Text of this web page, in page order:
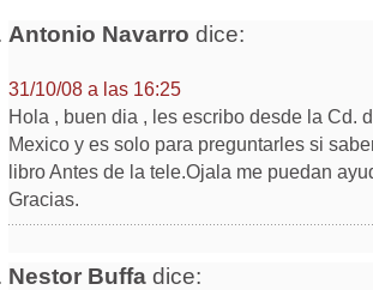
Antonio Navarro dice:
31/10/08 a las 16:25
Hola , buen dia , les escribo desde la Cd.
Mexico y es solo para preguntarles si
libro Antes de la tele.Ojala me puedan
Gracias.
Nestor Buffadice: